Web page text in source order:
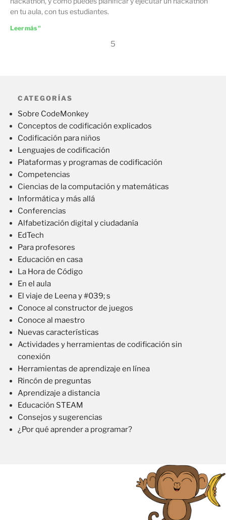
en tu aula, con tus estudiantes.
Leer más "
5
CATEGORÍAS
Sobre CodeMonkey
Conceptos de codificación explicados
Codificación para niños
Lenguajes de codificación
Plataformas y programas de codificación
Competencias
Ciencias de la computación y matemáticas
Informática y más allá
Conferencias
Alfabetización digital y ciudadanía
EdTech
Para profesores
Educación en casa
La Hora de Código
En el aula
El viaje de Leena y #039; s
Conoce al constructor de juegos
Conoce al maestro
Nuevas características
Actividades y herramientas de codificación sin
conexión
Herramientas de aprendizaje en línea
Rincón de preguntas
Aprendizaje a distancia
Educación STEAM
Consejos y sugerencias
¿Por qué aprender a programar?